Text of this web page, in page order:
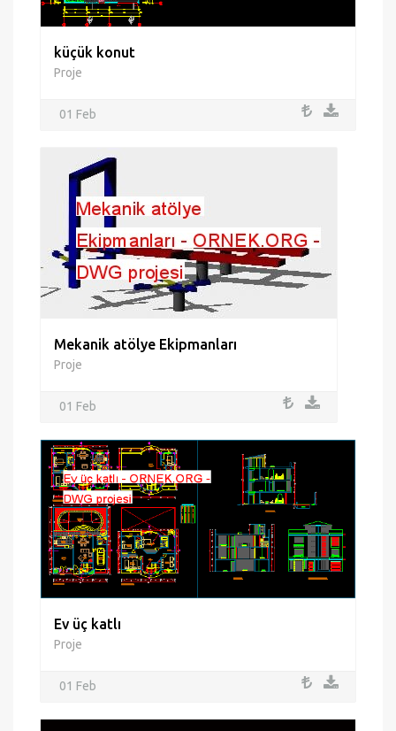
küçük konut
Proje
01 Feb
Mekanik atölye Ekipmanları
Proje
01 Feb
Ev üç katlı
Proje
01 Feb